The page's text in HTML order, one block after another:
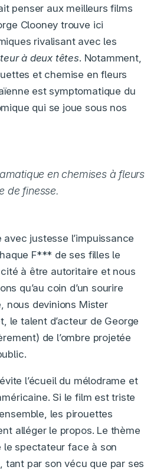
penser aux meilleurs films
Clooney trouve ici
rivalisant avec les
à deux têtes. Notamment,
et chemise en fleurs
est symptomatique du
qui se joue sous nos
en chemises à fleurs
de finesse.
justesse l’impuissance
F*** de ses filles le
à être autoritaire et nous
qu’au coin d’un sourire
nous devinions Mister
le talent d’acteur de George
de l’ombre projetée
l’écueil du mélodrame et
Si le film est triste
les pirouettes
alléger le propos. Le thème
le spectateur face à son
tant par son vécu que par ses